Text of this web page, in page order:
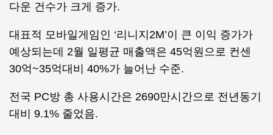
다운 건수가 크게 증가.
대표적 모바일게임인 ‘리니지2M’이 큰 이익 증가가
예상되는데 2월 일평균 매출액은 45억원으로 컨센
30억~35억대비 40%가 늘어난 수준.
전국 PC방 총 사용시간은 2690만시간으로 전년동기
대비 9.1% 줄었음.